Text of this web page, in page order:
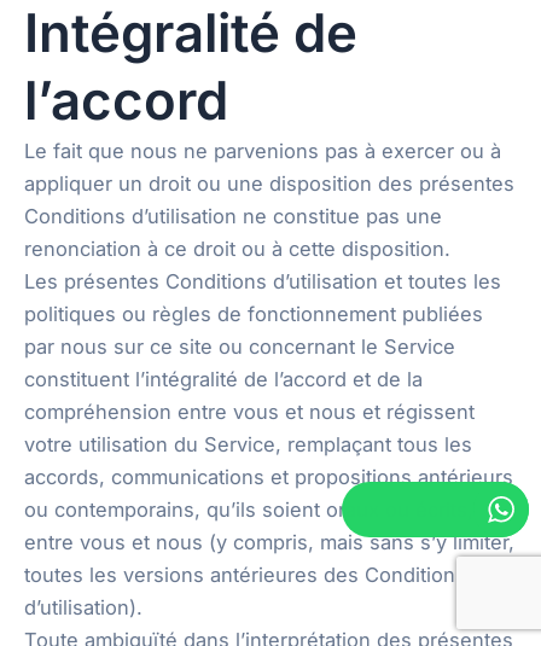
Intégralité de
l’accord
Le fait que nous ne parvenions pas à exercer ou à
appliquer un droit ou une disposition des présentes
Conditions d’utilisation ne constitue pas une
renonciation à ce droit ou à cette disposition.
Les présentes Conditions d’utilisation et toutes les
politiques ou règles de fonctionnement publiées
par nous sur ce site ou concernant le Service
constituent l’intégralité de l’accord et de la
compréhension entre vous et nous et régissent
votre utilisation du Service, remplaçant tous les
accords, communications et propositions antérieurs
ou contemporains, qu’ils soient oraux ou écrits,
entre vous et nous (y compris, mais sans s’y limiter,
toutes les versions antérieures des Conditions
d’utilisation).
Toute ambiguïté dans l’interprétation des présentes